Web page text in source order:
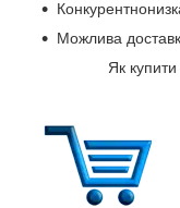
Можлива
Як